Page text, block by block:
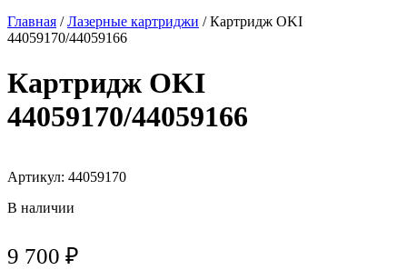
Главная /Лазерные картриджи / Картридж OKI
44059170/44059166
Картридж OKI
44059170/44059166
Артикул: 44059170
В наличии
9 700 ₽